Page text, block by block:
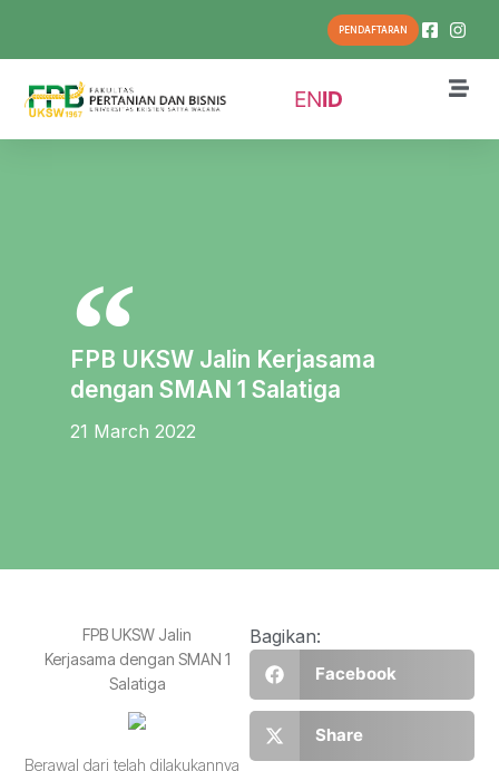
PENDAFTARAN
ENID
FPB UKSW Jalin Kerjasama
dengan SMAN 1 Salatiga
21 March 2022
FPB UKSW Jalin
Kerjasama dengan SMAN 1
Salatiga
Berawal dari telah dilakukannya
Bagikan:
Facebook
Share